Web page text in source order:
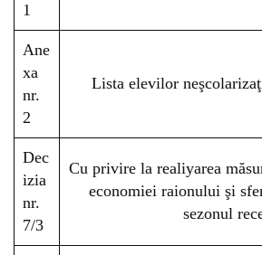
1
Ane
xa
nr.
2
Lista elevilor
Dec
izia
nr.
7/3
Cu privire la realiyarea
economiei raionului şi
sezonul